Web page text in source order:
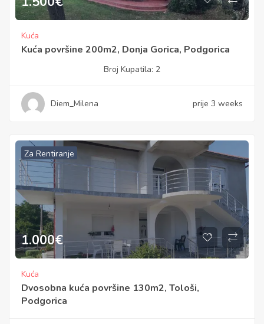
Kuća
Kuća površine 200m2, Donja Gorica, Podgorica
Broj Kupatila: 2
Diem_Milena prije 3 weeks
Za Rentiranje
1.000€
Kuća
Dvosobna kuća površine 130m2, Tološi,
Podgorica